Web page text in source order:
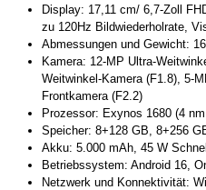
Display: 17,11 cm/ 6,7-Zoll
zu 120Hz Bildwiederholrate,
Abmessungen und Gewicht:
Kamera: 12-MP Ultra-
Weitwinkel-Kamera (F1.8), 5-
Frontkamera (F2.2)
Prozessor: Exynos 1680 (4
Speicher: 8+128 GB, 8+256
Akku: 5.000 mAh, 45 W
Betriebssystem: Android 16,
Netzwerk und Konnektivität: